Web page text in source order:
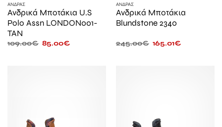
ΆΝΔΡΑΣ
Ανδρικά Μποτάκια U.S
Polo Assn LONDON001-
TAN
109.00€ 85.00€
ΆΝΔΡΑΣ
Ανδρικά Μποτάκια
Blundstone 2340
245.00€ 165.01€